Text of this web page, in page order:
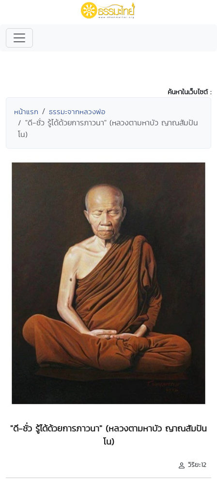
ค้นหาในเว็บไซต์ :
หน้าแรก ธรรมะจากหลวงพ่อ
"ดี-ชั่ว รู้ได้ด้วยการภาวนา" (หลวงตามหาบัว ญาณสัมปัน
โน)
"ดี-ชั่ว รู้ได้ด้วยการภาวนา" (หลวงตามหาบัว ญาณสัมปัน
โน)
วิริยะ12